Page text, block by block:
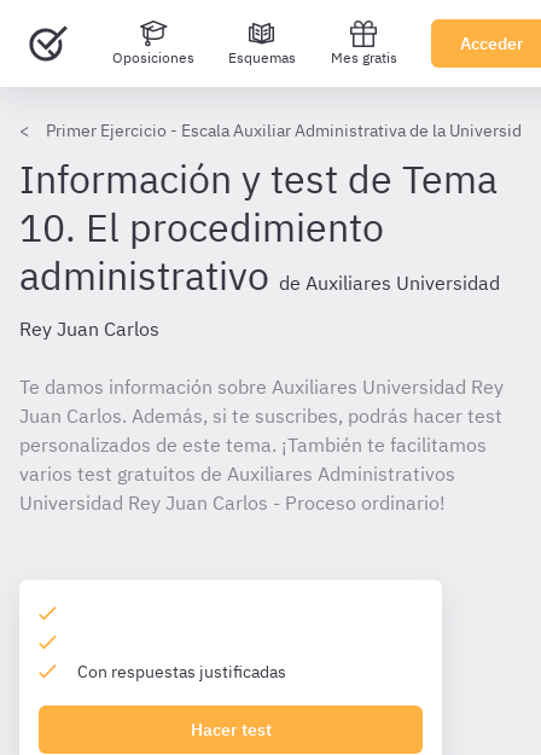
Oposiciones Esquemas Mes gratis
Acceder
Primer Ejercicio - Escala Auxiliar Administrativa de la
Información y test de Tema
10. El procedimiento
administrativo de Auxiliares Universidad
Rey Juan Carlos
Te damos información sobre Auxiliares Universidad Rey
Juan Carlos. Además, si te suscribes, podrás hacer test
personalizados de este tema. ¡También te facilitamos
varios test gratuitos de Auxiliares Administrativos
Universidad Rey Juan Carlos - Proceso ordinario!
Con respuestas justificadas
Hacer test